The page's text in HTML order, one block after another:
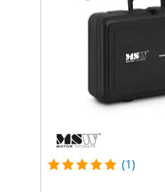
(1)